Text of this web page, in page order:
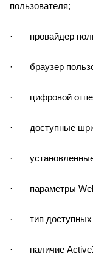
пользователя;
· провайдер
· браузер
· цифровой
· доступные
· установленные
· параметры
· тип доступных
· наличие